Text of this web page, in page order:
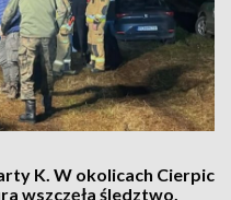
K. W okolicach Cierpic
wszczęła śledztwo,